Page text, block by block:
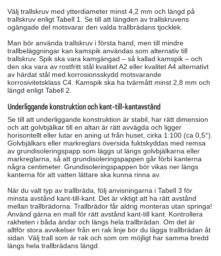
Välj trallskruv med ytterdiameter minst 4,2 mm och längd på
trallskruv enligt Tabell 1. Se till att längden av trallskruvens
ogängade del motsvarar den valda trallbrädans tjocklek.
Man bör använda trallskruv i första hand, men till mindre
trallbeläggningar kan kamspik användas som alternativ till
trallskruv. Spik ska vara kamgängad – så kallad kamspik – och
den ska vara av rostfritt stål kvalitet A2 eller kvalitet A4 alternativt
av härdat stål med korrosionsskydd motsvarande
korrosivitetsklass C4. Kamspik ska ha tvärmått minst 2,8 mm och
längd enligt Tabell 2.
Underliggande konstruktion och kant-till-kantavstånd
Se till att underliggande konstruktion är stabil, har rätt dimension
och att golvbjälkar till en altan är rätt avvägda och ligger
horisontellt eller lutar en aning ut från huset, cirka 1:100 (ca 0,5°).
Golvbjälkars eller markreglars översida fuktskyddas med remsa
av grundisoleringspapp som läggs ut längs golvbjälkarna eller
markreglarna, så att grundisoleringspappen går förbi kanterna
några centimeter. Grundisoleringspappen bör vikas ner längs
kanterna för att vatten lättare ska kunna rinna av.
När du valt typ av trallbräda, följ anvisningarna i Tabell 3 för
minsta avstånd kant-till-kant. Det är viktigt att ha rätt avstånd
mellan trallbrädorna. Trallbrädor får aldrig monteras utan springa!
Använd gärna en mall för rätt avstånd kant-till kant. Kontrollera
rakheten i båda ändar och längs hela trallbrädan. Om det är
alltför stora avvikelser från en rak linje bör du lägga trallbrädan åt
sidan. Välj trall som är rak och som om möjligt har samma bredd
längs hela trallbrädans längd.